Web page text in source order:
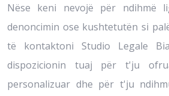
Nëse keni nevojë për ndihmë
denoncimin ose kushtetutën si
të kontaktoni Studio Legale
dispozicionin tuaj për t'ju
personalizuar dhe për t'ju